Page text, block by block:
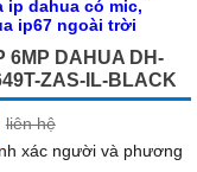
6MP DAHUA DH-
ZAS-IL-BLACK
liên hệ
xác người và phương